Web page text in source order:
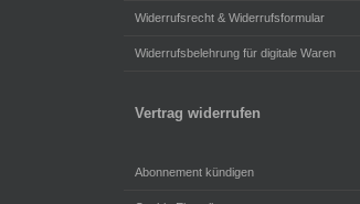
Widerrufsrecht & Widerrufsformular
Widerrufsbelehrung für digitale Waren
Vertrag widerrufen
Abonnement kündigen